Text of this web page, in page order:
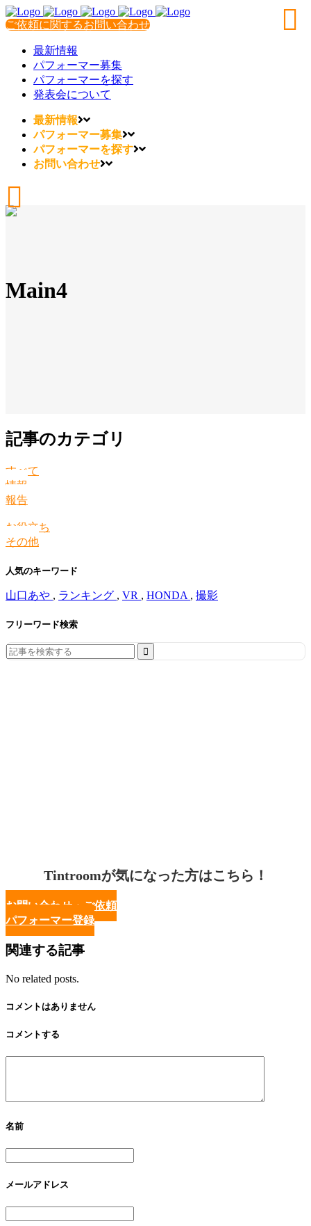
ご依頼に関するお問い合わせ
最新情報
パフォーマー募集
パフォーマーを探す
発表会について
最新情報
パフォーマー募集
パフォーマーを探す
お問い合わせ
Main4
記事のカテゴリ
すべて
情報
報告
お役立ち
その他
人気のキーワード
山口あや , ランキング , VR , HONDA , 撮影
フリーワード検索
Search
for:
Tintroomが気になった方はこちら！
お問い合わせ・ご依頼
パフォーマー登録
関連する記事
No related posts.
コメントはありません
コメントする
名前
メールアドレス